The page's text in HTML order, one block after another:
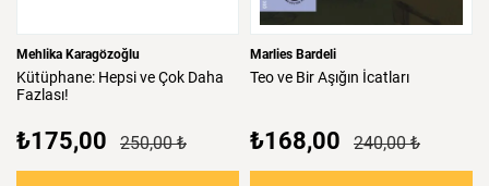
Mehlika Karagözoğlu
Kütüphane: HepsiveÇok Daha
Fazlası!
₺175,00 250,00 ₺
Marlies Bardeli
Teove BirAşığın İcatları
₺168,00 240,00 ₺